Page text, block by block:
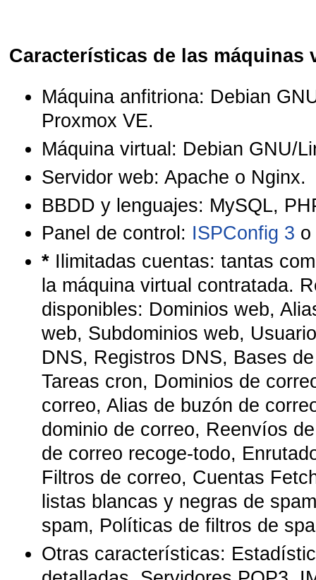
Características de las máquinas
Máquina anfitriona: Debian
Proxmox VE.
Máquina virtual: Debian GNU/
Servidor web: Apache o Nginx.
BBDD y lenguajes: MySQL,
Panel de control: ISPConfig 3
* Ilimitadas cuentas: tantas
la máquina virtual contratada.
disponibles: Dominios web,
web, Subdominios web,
DNS, Registros DNS, Bases
Tareas cron, Dominios de
correo, Alias de buzón de
dominio de correo, Reenvíos
de correo recoge-todo,
Filtros de correo, Cuentas
listas blancas y negras de
spam, Políticas de filtros de
Otras características: